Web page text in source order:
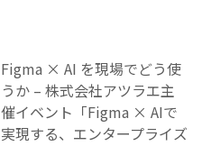
Figma × AI を現場でどう使
うか – 株式会社アツラエ主
催イベント「Figma × AIで
実現する、エンタープライズ